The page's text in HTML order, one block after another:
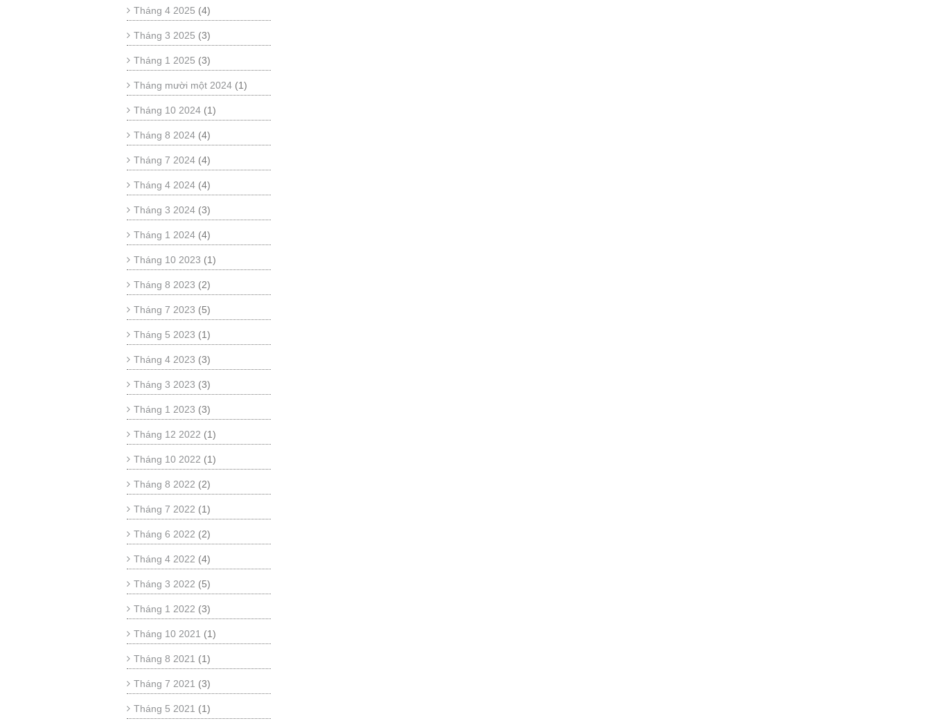
Tháng 4 2025 (4)
Tháng 3 2025 (3)
Tháng 1 2025 (3)
Tháng mười một 2024 (1)
Tháng 10 2024 (1)
Tháng 8 2024 (4)
Tháng 7 2024 (4)
Tháng 4 2024 (4)
Tháng 3 2024 (3)
Tháng 1 2024 (4)
Tháng 10 2023 (1)
Tháng 8 2023 (2)
Tháng 7 2023 (5)
Tháng 5 2023 (1)
Tháng 4 2023 (3)
Tháng 3 2023 (3)
Tháng 1 2023 (3)
Tháng 12 2022 (1)
Tháng 10 2022 (1)
Tháng 8 2022 (2)
Tháng 7 2022 (1)
Tháng 6 2022 (2)
Tháng 4 2022 (4)
Tháng 3 2022 (5)
Tháng 1 2022 (3)
Tháng 10 2021 (1)
Tháng 8 2021 (1)
Tháng 7 2021 (3)
Tháng 5 2021 (1)